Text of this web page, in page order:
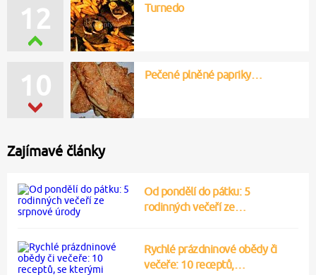
12 Turnedo
10 Pečené plněné papriky…
Zajímavé články
Od pondělí do pátku: 5
rodinných večeří ze…
Rychlé prázdninové obědy či
večeře: 10 receptů,…